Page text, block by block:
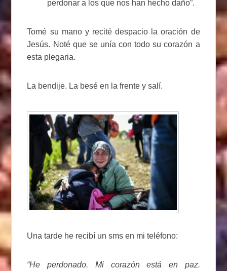
perdonar a los que nos han hecho daño”.
Tomé su mano y recité despacio la oración de
Jesús. Noté que se unía con todo su corazón a
esta plegaria.
La bendije. La besé en la frente y salí.
Una tarde he recibí un sms en mi teléfono:
“He perdonado. Mi corazón está en paz.